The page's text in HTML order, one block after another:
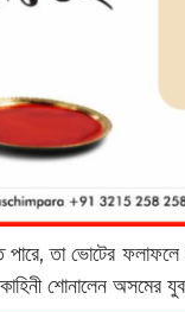
তা ভোটের ফলাফলে
শোনালেন অসমের